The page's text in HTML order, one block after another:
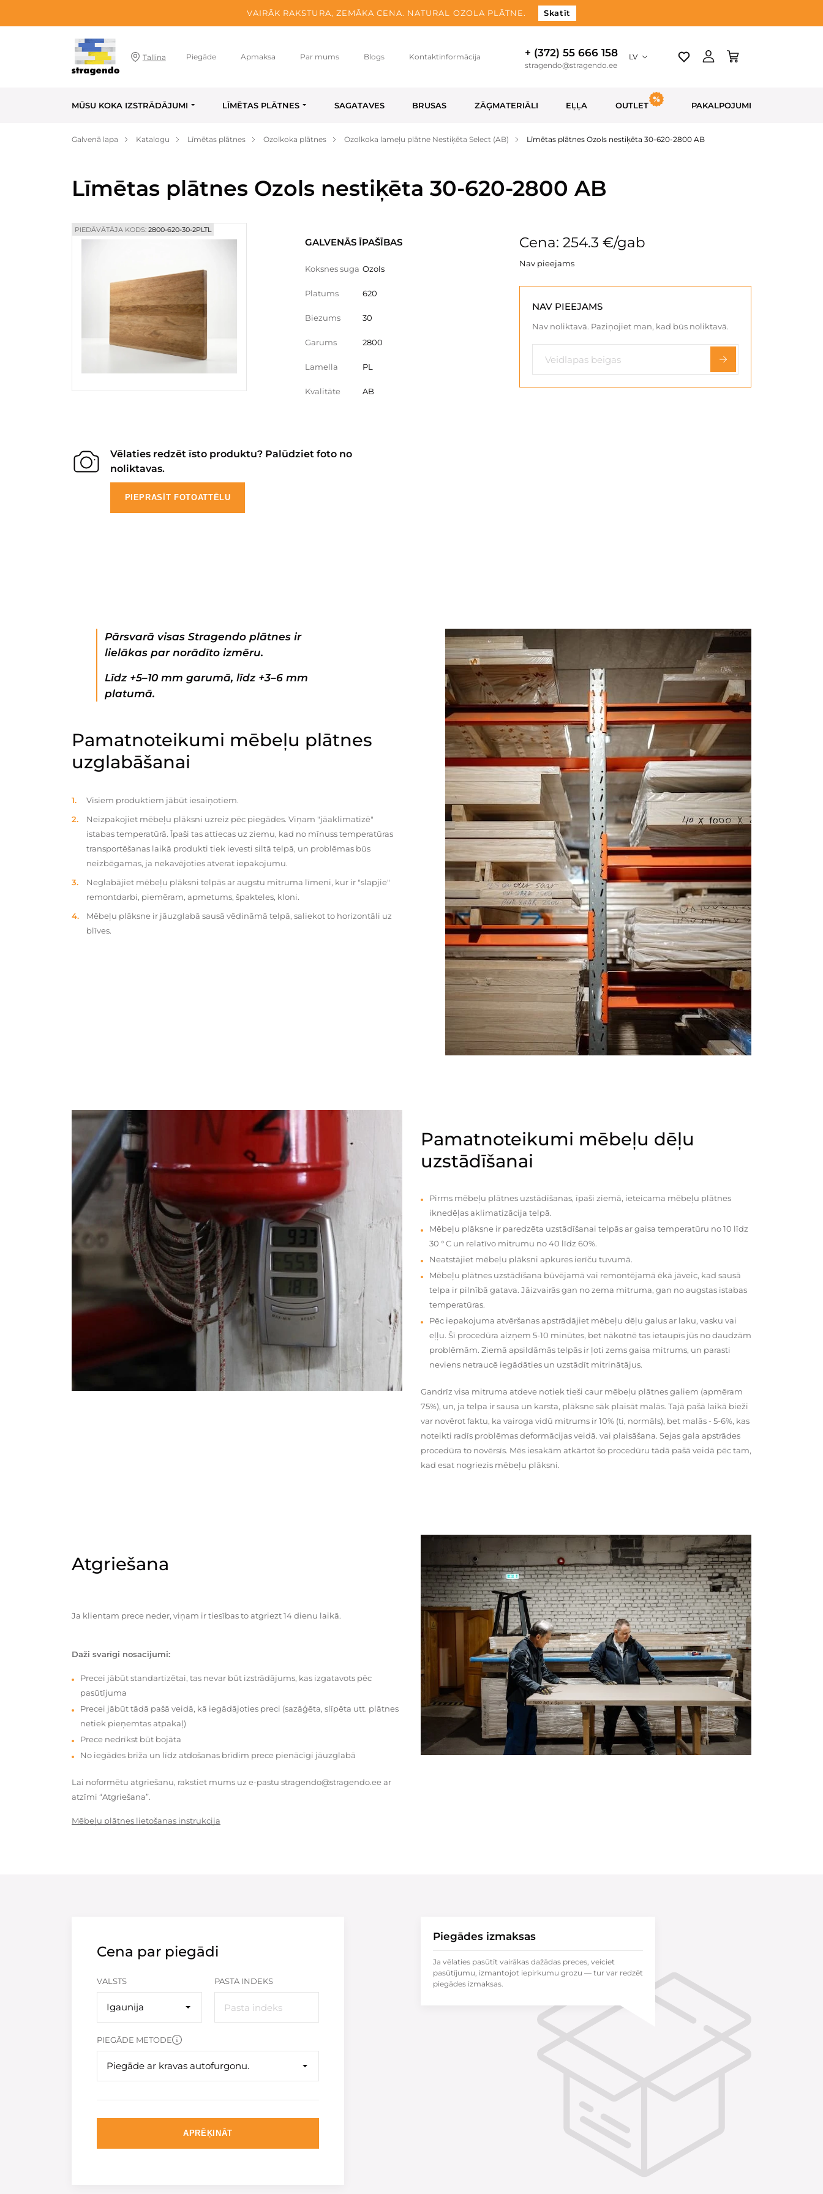
VAIRĀK RAKSTURA, ZEMĀKA CENA. NATURAL OZOLA PLĀTNE. Skatīt
Tallina Piegāde Apmaksa Par mums Blogs Kontaktinformācija + (372) 55 666 158
stragendo@stragendo.ee
LV
MŪSU KOKA IZSTRĀDĀJUMI LĪMĒTAS PLĀTNES SAGATAVES BRUSAS ZĀĢMATERIĀLI EĻĻA OUTLET PAKALPOJUMI
Galvenā lapa Katalogu Līmētas plātnes Ozolkoka plātnes Ozolkoka lameļu plātne Nestiķēta Select (AB) Līmētas plātnes Ozols nestiķēta 30-620-2800 AB
Līmētas plātnes Ozols nestiķēta 30-620-2800 AB
PIEDĀVĀTĀJA KODS: 2800-620-30-2PLTL
GALVENĀS ĪPAŠĪBAS
Koksnes suga Ozols
Platums 620
Biezums 30
Garums 2800
Lamella PL
Kvalitāte AB
Cena: 254.3 €/gab
Nav pieejams
NAV PIEEJAMS
Nav noliktavā. Paziņojiet man, kad būs noliktavā.
Vēlaties redzēt īsto produktu? Palūdziet foto no
noliktavas.
PIEPRASĪT FOTOATTĒLU
Pārsvarā visas Stragendo plātnes ir
lielākas par norādīto izmēru.
Līdz +5–10 mm garumā, līdz +3–6 mm
platumā.
Pamatnoteikumi mēbeļu plātnes
uzglabāšanai
Visiem produktiem jābūt iesaiņotiem.
Neizpakojiet mēbeļu plāksni uzreiz pēc piegādes. Viņam "jāaklimatizē"
istabas temperatūrā. Īpaši tas attiecas uz ziemu, kad no mīnuss temperatūras
transportēšanas laikā produkti tiek ievesti siltā telpā, un problēmas būs
neizbēgamas, ja nekavējoties atverat iepakojumu.
Neglabājiet mēbeļu plāksni telpās ar augstu mitruma līmeni, kur ir "slapjie"
remontdarbi, piemēram, apmetums, špakteles, kloni.
Mēbeļu plāksne ir jāuzglabā sausā vēdināmā telpā, saliekot to horizontāli uz
blīves.
Pamatnoteikumi mēbeļu dēļu
uzstādīšanai
Pirms mēbeļu plātnes uzstādīšanas, īpaši ziemā, ieteicama mēbeļu plātnes
iknedēļas aklimatizācija telpā.
Mēbeļu plāksne ir paredzēta uzstādīšanai telpās ar gaisa temperatūru no 10 līdz
30 ° C un relatīvo mitrumu no 40 līdz 60%.
Neatstājiet mēbeļu plāksni apkures ierīču tuvumā.
Mēbeļu plātnes uzstādīšana būvējamā vai remontējamā ēkā jāveic, kad sausā
telpa ir pilnībā gatava. Jāizvairās gan no zema mitruma, gan no augstas istabas
temperatūras.
Pēc iepakojuma atvēršanas apstrādājiet mēbeļu dēļu galus ar laku, vasku vai
eļļu. Šī procedūra aizņem 5-10 minūtes, bet nākotnē tas ietaupīs jūs no daudzām
problēmām. Ziemā apsildāmās telpās ir ļoti zems gaisa mitrums, un parasti
neviens netraucē iegādāties un uzstādīt mitrinātājus.
Gandrīz visa mitruma atdeve notiek tieši caur mēbeļu plātnes galiem (apmēram
75%), un, ja telpa ir sausa un karsta, plāksne sāk plaisāt malās. Tajā pašā laikā bieži
var novērot faktu, ka vairoga vidū mitrums ir 10% (ti, normāls), bet malās - 5-6%, kas
noteikti radīs problēmas deformācijas veidā. vai plaisāšana. Sejas gala apstrādes
procedūra to novērsīs. Mēs iesakām atkārtot šo procedūru tādā pašā veidā pēc tam,
kad esat nogriezis mēbeļu plāksni.
Atgriešana
Ja klientam prece neder, viņam ir tiesības to atgriezt 14 dienu laikā.
Daži svarīgi nosacījumi:
Precei jābūt standartizētai, tas nevar būt izstrādājums, kas izgatavots pēc
pasūtījuma
Precei jābūt tādā pašā veidā, kā iegādājoties preci (sazāģēta, slīpēta utt. plātnes
netiek pieņemtas atpakaļ)
Prece nedrīkst būt bojāta
No iegādes brīža un līdz atdošanas brīdim prece pienācīgi jāuzglabā
Lai noformētu atgriešanu, rakstiet mums uz e-pastu stragendo@stragendo.ee ar
atzīmi “Atgriešana”.
Mēbeļu plātnes lietošanas instrukcija
Cena par piegādi
VALSTS
Igaunija
PASTA INDEKS
PIEGĀDE METODE
Piegāde ar kravas autofurgonu.
APRĒĶINĀT
Piegādes izmaksas
Ja vēlaties pasūtīt vairākas dažādas preces, veiciet
pasūtījumu, izmantojot iepirkumu grozu — tur var redzēt
piegādes izmaksas.